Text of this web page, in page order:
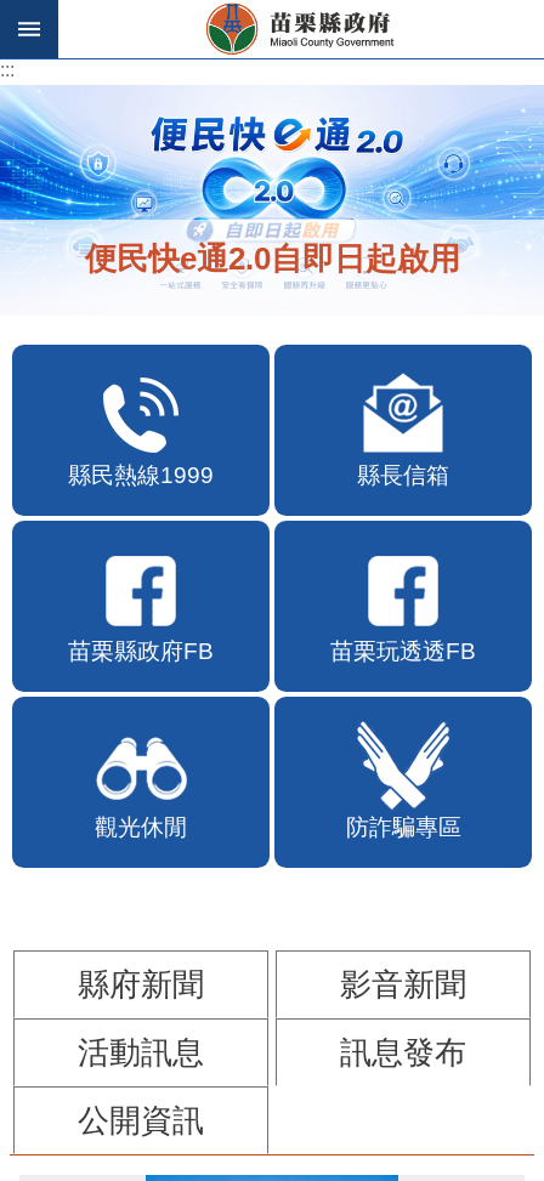
跳到主要內容區塊
:::
:::
便民快e通2.0自即日起啟用
縣民熱線1999 縣長信箱
苗栗縣政府FB 苗栗玩透透FB
觀光休閒 防詐騙專區
縣府新聞
影音新聞
活動訊息
訊息發布
公開資訊